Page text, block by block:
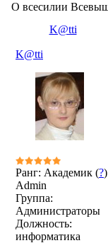
О всесилии
K@tti
K@tti
Ранг: Академик (?)
Admin
Группа:
Администраторы
Должность:
информатика